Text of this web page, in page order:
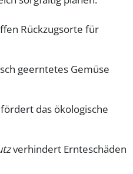
Rückzugsorte für
geerntetes Gemüse
fördert das ökologische
verhindert Ernteschäden